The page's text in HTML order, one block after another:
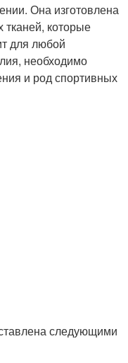
Она изготовлена
тканей, которые
для любой
необходимо
и род спортивных
следующими